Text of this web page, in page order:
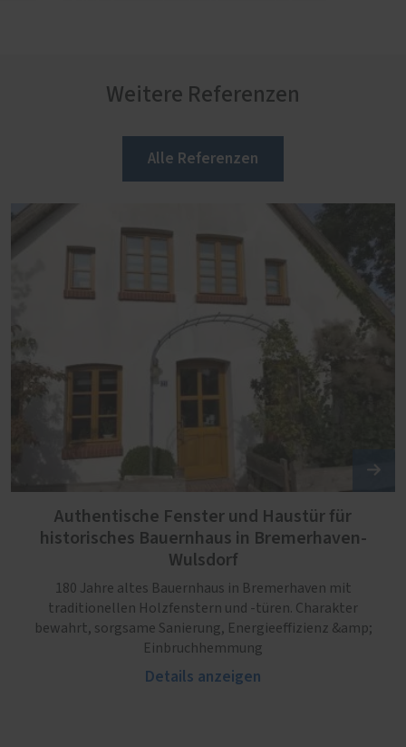
Weitere Referenzen
Alle Referenzen
Authentische Fenster und Haustür für
historisches Bauernhaus in Bremerhaven-
Wulsdorf
180 Jahre altes Bauernhaus in Bremerhaven mit
traditionellen Holzfenstern und -türen. Charakter
bewahrt, sorgsame Sanierung, Energieeffizienz &amp;
Einbruchhemmung
Details anzeigen